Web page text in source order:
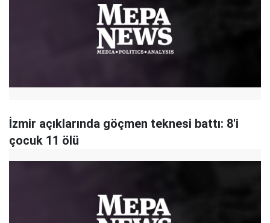
İzmir açıklarında göçmen teknesi battı: 8'i
çocuk 11 ölü